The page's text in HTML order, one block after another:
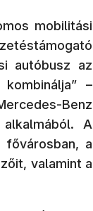
mobilitási
autóbusz az
–
Benz
alkalmából. A
a
valamint a